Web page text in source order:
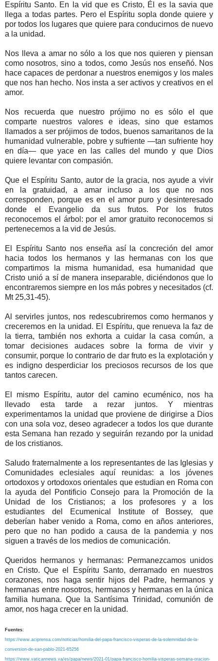
Espíritu Santo. En la vid que es Cristo, Él es la savia que
llega a todas partes. Pero el Espíritu sopla donde quiere y
por todos los lugares que quiere para conducirnos de nuevo
a la unidad.
Nos lleva a amar no sólo a los que nos quieren y piensan
como nosotros, sino a todos, como Jesús nos enseñó. Nos
hace capaces de perdonar a nuestros enemigos y los males
que nos han hecho. Nos insta a ser activos y creativos en el
amor.
Nos recuerda que nuestro prójimo no es sólo el que
comparte nuestros valores e ideas, sino que estamos
llamados a ser prójimos de todos, buenos samaritanos de la
humanidad vulnerable, pobre y sufriente —tan sufriente hoy
en día— que yace en las calles del mundo y que Dios
quiere levantar con compasión.
Que el Espíritu Santo, autor de la gracia, nos ayude a vivir
en la gratuidad, a amar incluso a los que no nos
corresponden, porque es en el amor puro y desinteresado
donde el Evangelio da sus frutos. Por los frutos
reconocemos el árbol: por el amor gratuito reconocemos si
pertenecemos a la vid de Jesús.
El Espíritu Santo nos enseña así la concreción del amor
hacia todos los hermanos y las hermanas con los que
compartimos la misma humanidad, esa humanidad que
Cristo unió a sí de manera inseparable, diciéndonos que lo
encontraremos siempre en los más pobres y necesitados (cf.
Mt 25,31-45).
Al servirles juntos, nos redescubriremos como hermanos y
creceremos en la unidad. El Espíritu, que renueva la faz de
la tierra, también nos exhorta a cuidar la casa común, a
tomar decisiones audaces sobre la forma de vivir y
consumir, porque lo contrario de dar fruto es la explotación y
es indigno desperdiciar los preciosos recursos de los que
tantos carecen.
El mismo Espíritu, autor del camino ecuménico, nos ha
llevado esta tarde a rezar juntos. Y mientras
experimentamos la unidad que proviene de dirigirse a Dios
con una sola voz, deseo agradecer a todos los que durante
esta Semana han rezado y seguirán rezando por la unidad
de los cristianos.
Saludo fraternalmente a los representantes de las Iglesias y
Comunidades eclesiales aquí reunidas: a los jóvenes
ortodoxos y ortodoxos orientales que estudian en Roma con
la ayuda del Pontificio Consejo para la Promoción de la
Unidad de los Cristianos; a los profesores y a los
estudiantes del Ecumenical Institute of Bossey, que
deberían haber venido a Roma, como en años anteriores,
pero que no han podido a causa de la pandemia y nos
siguen a través de los medios de comunicación.
Queridos hermanos y hermanas: Permanezcamos unidos
en Cristo. Que el Espíritu Santo, derramado en nuestros
corazones, nos haga sentir hijos del Padre, hermanos y
hermanas entre nosotros, hermanos y hermanas en la única
familia humana. Que la Santísima Trinidad, comunión de
amor, nos haga crecer en la unidad.
Fuentes:
https://www.aciprensa.com/noticias/homilia-del-papa-francisco-visperas-de-la-solemnidad-de-la-
conversion-de-san-pablo-2021-65256
https://www.vaticannews.va/es/papa/news/2021-01/papa-francisco-homilia-visperas-semana-oracion-